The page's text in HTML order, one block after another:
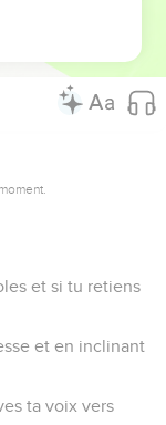
et si tu retiens
et en inclinant
ta voix vers